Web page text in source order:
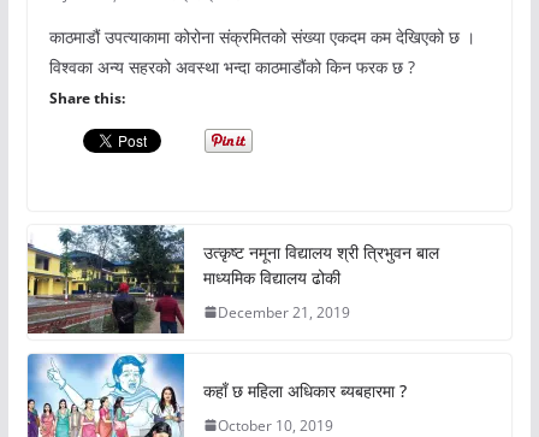
काठमाडौं उपत्याकामा कोरोना संक्रमितको संख्या एकदम कम देखिएको छ ।
विश्वका अन्य सहरको अवस्था भन्दा काठमाडौंको किन फरक छ ?
Share this:
उत्कृष्ट नमूना विद्यालय श्री त्रिभुवन बाल
माध्यमिक विद्यालय ढोकी
December 21, 2019
कहाँ छ महिला अधिकार ब्यबहारमा ?
October 10, 2019